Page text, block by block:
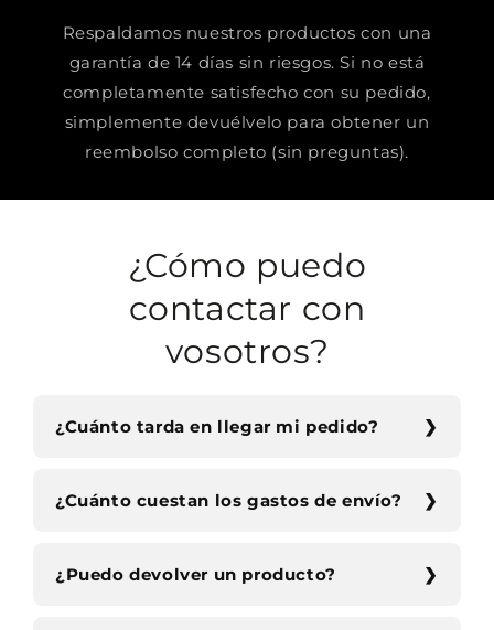
Respaldamos nuestros productos con una
garantía de 14 días sin riesgos. Si no está
completamente satisfecho con su pedido,
simplemente devuélvelo para obtener un
reembolso completo (sin preguntas).
¿Cómo puedo
contactar con
vosotros?
¿Cuánto tarda en llegar mi pedido?
¿Cuánto cuestan los gastos de envío?
¿Puedo devolver un producto?